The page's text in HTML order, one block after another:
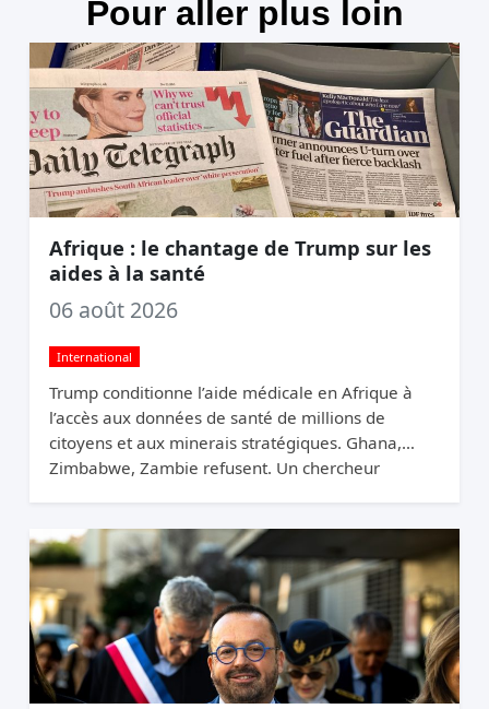
Pour aller plus loin
Afrique : le chantage de Trump sur les
aides à la santé
06 août 2026
International
Trump conditionne l’aide médicale en Afrique à
l’accès aux données de santé de millions de
citoyens et aux minerais stratégiques. Ghana,
Zimbabwe, Zambie refusent. Un chercheur